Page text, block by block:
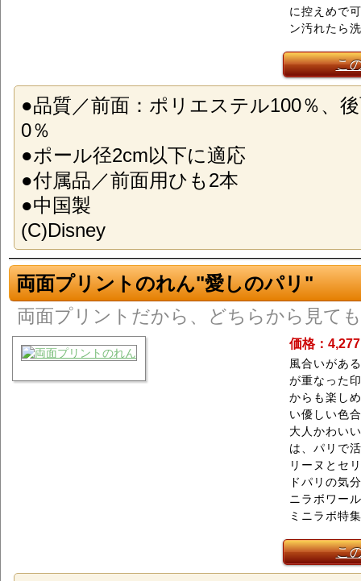
に控えめで
ン汚れたら
こ
●品質／前面：ポリエステル100％、
0％
●ポール径2cm以下に適応
●付属品／前面用ひも2本
●中国製
(C)Disney
両面プリントのれん"愛しのパリ"
両面プリントだから、どちらから見て
価格：
風合いがあ
が重なった
からも楽し
い優しい色
大人かわい
は、パリで
リーヌとセ
ドパリの気
ニラボワー
ミニラボ特
こ